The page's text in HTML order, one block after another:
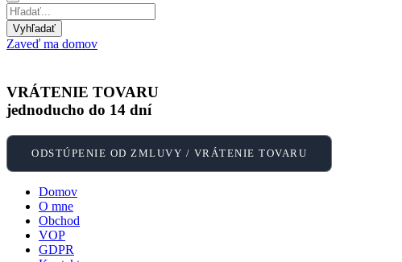
Zaveď ma domov
VRÁTENIE TOVARU
jednoducho do 14 dní
ODSTÚPENIE OD ZMLUVY / VRÁTENIE TOVARU
Domov
O mne
Obchod
VOP
GDPR